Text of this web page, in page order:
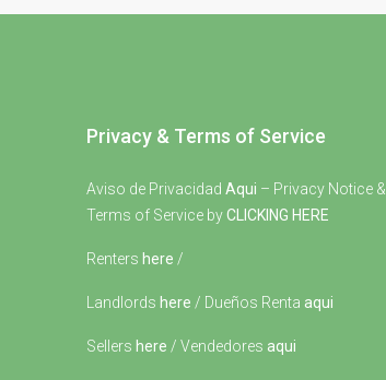
Privacy & Terms of Service
Aviso de Privacidad Aqui – Privacy Notice &
Terms of Service byCLICKING HERE
Renters here /
Landlords here / Dueños Renta aqui
Sellers here / Vendedores aqui